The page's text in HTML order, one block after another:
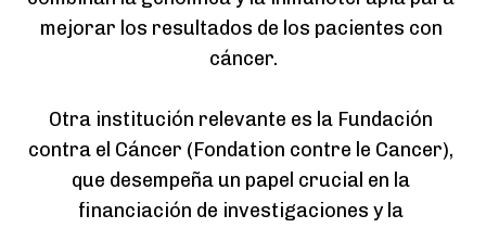
mejorar los resultados de los pacientes con
cáncer.
Otra institución relevante es la Fundación
contra el Cáncer (Fondation contre le Cancer),
que desempeña un papel crucial en la
financiación de investigaciones y la